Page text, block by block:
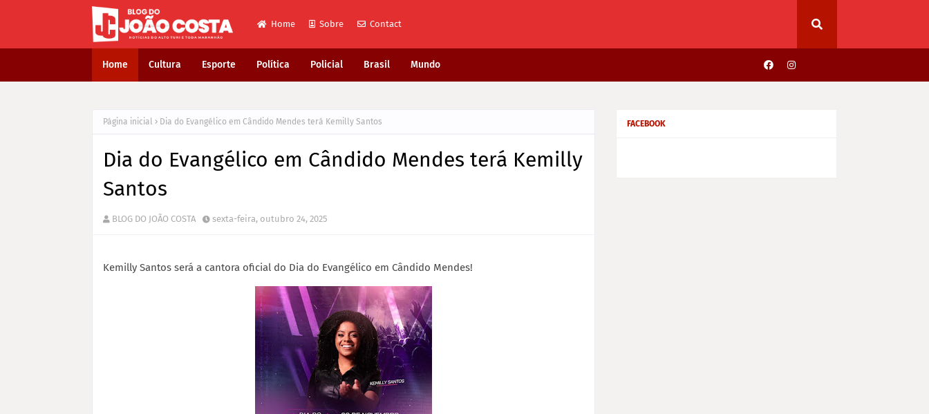
Home Sobre Contact
Home Cultura Esporte Política Policial Brasil Mundo
Página inicial Dia do Evangélico em Cândido Mendes terá Kemilly Santos
Dia do Evangélico em Cândido Mendes terá Kemilly
Santos
BLOG DO JOÃO COSTA sexta-feira, outubro 24, 2025
Kemilly Santos será a cantora oficial do Dia do Evangélico em Cândido Mendes!
FACEBOOK